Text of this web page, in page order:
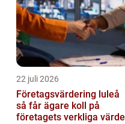
22 juli 2026
Företagsvärdering luleå
så får ägare koll på
företagets verkliga värde